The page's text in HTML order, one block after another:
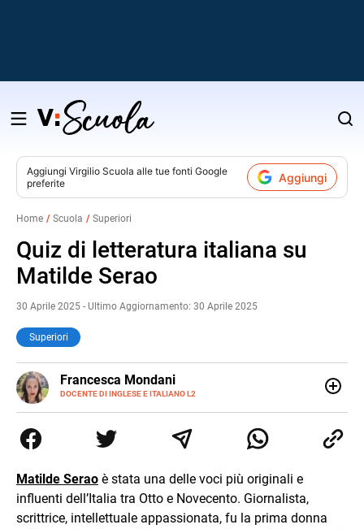
Salta
contenuto
Aggiungi Virgilio Scuola alle tue fonti Google
preferite
Aggiungi
Home Scuola Superiori
Quiz di letteratura italiana su
Matilde Serao
30 Aprile 2025 - Ultimo Aggiornamento: 30 Aprile 2025
Superiori
Francesca Mondani
DOCENTE DI INGLESE E ITALIANO L2
LINKEDIN
INSTAGRAM
secondaria di secondo grado. Mi occupo inoltre di
traduzioni, SEO Onsite e contenuti per il web. Amo i saggi
della sintesi.
Matilde Serao è stata una delle voci più originali e
influenti dell’Italia tra Otto e Novecento. Giornalista,
scrittrice, intellettuale appassionata, fu la prima donna